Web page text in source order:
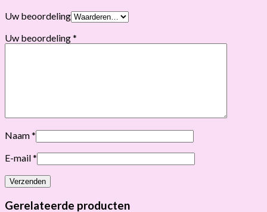
Uw beoordeling
Uw beoordeling*
Naam*
E-mail*
Gerelateerde producten